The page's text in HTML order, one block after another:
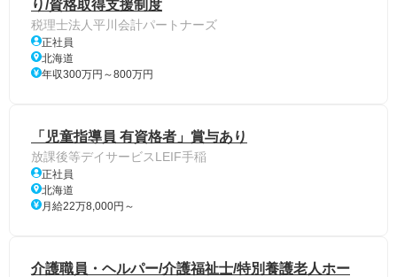
り/資格取得支援制度
税理士法人平川会計パートナーズ
正社員
北海道
年収300万円～800万円
「児童指導員 有資格者」賞与あり
放課後等デイサービスLEIF手稲
正社員
北海道
月給22万8,000円～
介護職員・ヘルパー/介護福祉士/特別養護老人ホー